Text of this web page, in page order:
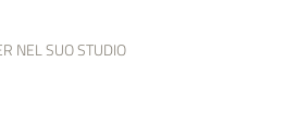
NEL SUO STUDIO